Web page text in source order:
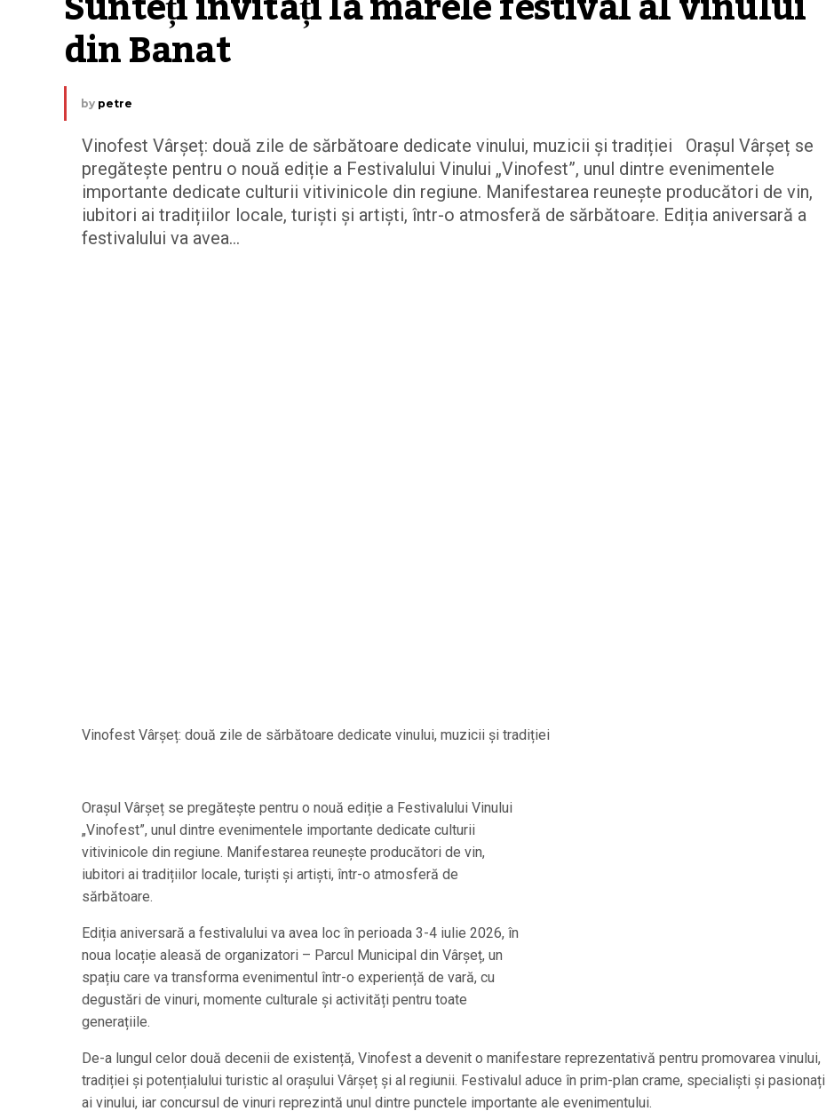
din Banat
by petre
Vinofest Vârșeț: două zile de sărbătoare dedicate vinului, muzicii și tradiției Orașul Vârșeț se
pregătește pentru o nouă ediție a Festivalului Vinului „Vinofest”, unul dintre evenimentele
importante dedicate culturii vitivinicole din regiune. Manifestarea reunește producători de vin,
iubitori ai tradițiilor locale, turiști și artiști, într-o atmosferă de sărbătoare. Ediția aniversară a
festivalului va avea...
Vinofest Vârșeț: două zile de sărbătoare dedicate vinului, muzicii și tradiției
Orașul Vârșeț se pregătește pentru o nouă ediție a Festivalului Vinului
„Vinofest”, unul dintre evenimentele importante dedicate culturii
vitivinicole din regiune. Manifestarea reunește producători de vin,
iubitori ai tradițiilor locale, turiști și artiști, într-o atmosferă de
sărbătoare.
Ediția aniversară a festivalului va avea loc în perioada 3-4 iulie 2026, în
noua locație aleasă de organizatori – Parcul Municipal din Vârșeț, un
spațiu care va transforma evenimentul într-o experiență de vară, cu
degustări de vinuri, momente culturale și activități pentru toate
generațiile.
De-a lungul celor două decenii de existență, Vinofest a devenit o manifestare reprezentativă pentru promovarea vinului,
tradiției și potențialului turistic al orașului Vârșeț și al regiunii. Festivalul aduce în prim-plan crame, specialiști și pasionați
ai vinului, iar concursul de vinuri reprezintă unul dintre punctele importante ale evenimentului.